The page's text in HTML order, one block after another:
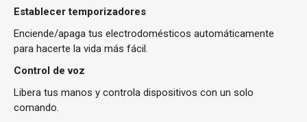
Establecer temporizadores
Enciende/apaga tus electrodomésticos automáticamente
para hacerte la vida más fácil.
Control de voz
Libera tus manos y controla dispositivos con un solo
comando.